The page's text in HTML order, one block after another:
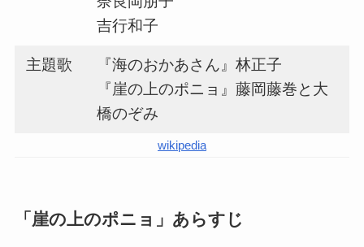
吉行和子
主題歌
『海のおかあさん』林正子
『崖の上のポニョ』藤岡藤巻と大
橋のぞみ
wikipedia
「崖の上のポニョ」あらすじ